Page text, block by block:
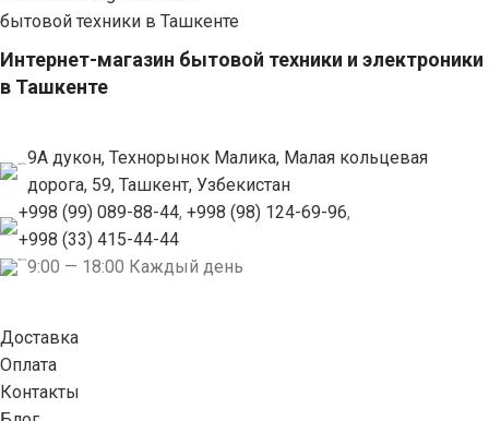
Интернет-магазин бытовой техники и электроники
в Ташкенте
9А дукон, Технорынок Малика, Малая кольцевая
дорога, 59, Ташкент, Узбекистан
+998 (99) 089-88-44, +998 (98) 124-69-96,
+998 (33) 415-44-44
9:00 — 18:00 Каждый день
Доставка
Оплата
Контакты